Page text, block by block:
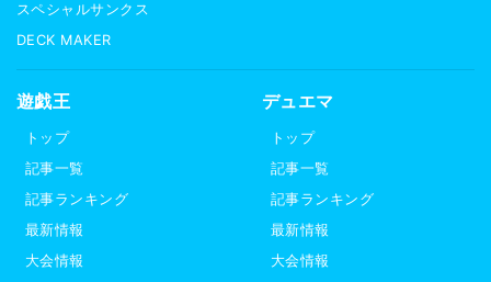
スペシャルサンクス
DECK MAKER
遊戯王
トップ
記事一覧
記事ランキング
最新情報
大会情報
デュエマ
トップ
記事一覧
記事ランキング
最新情報
大会情報